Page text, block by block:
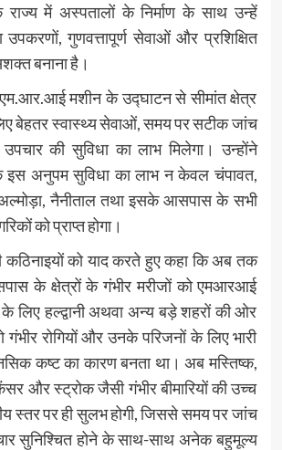
राज्य में अस्पतालों के निर्माण के साथ उन्हें
गुणवत्तापूर्ण सेवाओं और प्रशिक्षित
बनाना है।
मशीन के उद्घाटन से सीमांत क्षेत्र
बेहतर स्वास्थ्य सेवाओं, समय पर सटीक जांच
की सुविधा का लाभ मिलेगा। उन्होंने
इस अनुपम सुविधा का लाभ न केवल चंपावत,
अल्मोड़ा, नैनीताल तथा इसके आसपास के सभी
को प्राप्त होगा।
कठिनाइयों को याद करते हुए कहा कि अब तक
के क्षेत्रों के गंभीर मरीजों को एमआरआई
लिए हल्द्वानी अथवा अन्य बड़े शहरों की ओर
गंभीर रोगियों और उनके परिजनों के लिए भारी
कष्ट का कारण बनता था। अब मस्तिष्क,
और स्ट्रोक जैसी गंभीर बीमारियों की उच्च
स्तर पर ही सुलभ होगी, जिससे समय पर जांच
सुनिश्चित होने के साथ-साथ अनेक बहुमूल्य